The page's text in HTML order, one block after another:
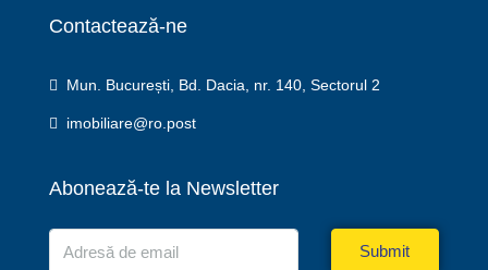
Contactează-ne
Mun. București, Bd. Dacia, nr. 140, Sectorul 2
imobiliare@ro.post
Abonează-te la Newsletter
Submit